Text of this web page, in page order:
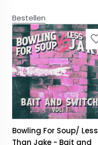
Bestellen
Bowling For Soup/ Less
Than Jake - Bait and